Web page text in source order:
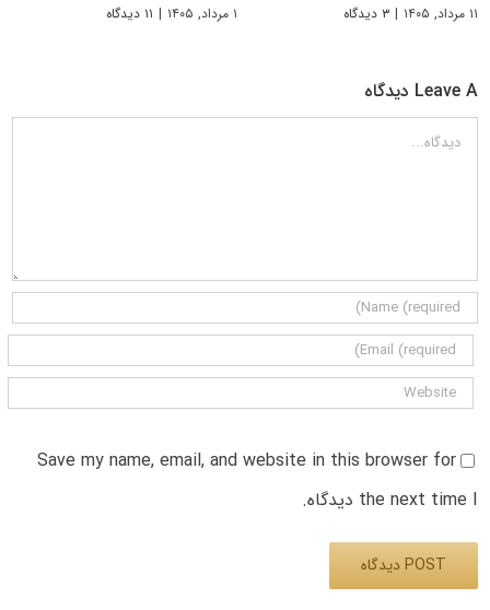
۱۱ مرداد, ۱۴۰۵ | ۳ دیدگاه ۱ مرداد, ۱۴۰۵ | ۱۱ دیدگاه
Leave A دیدگاه
دیدگاه
Save my name, email, and website in this browser for
the next time I دیدگاه.